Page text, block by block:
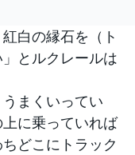
白の縁石を（ト
とルクレールは
うまくいってい
に乗っていれば
どこにトラック